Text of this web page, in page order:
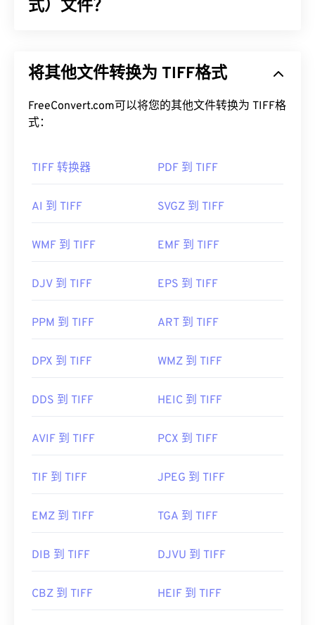
式）文件？
桌面出版。TIFF 的位图和光栅结构使其能够灵活地
面的容器。
打开 TIFF 文件最常用的程序是 Windows 版
款名为XnView MP 的
免费独立程序。如果您在打开
JPG转换器。
其他程序（例如 ColorStrokes、GNU 图像处理程序 (
开和处理 TIFF 文件。
开发者： Aldus Corporation，现为 Adob​​e Inc.
首次发行：
https://www.adobe.com/creativecloud/file-
https://www.file-extensions.org/tiff-file-extension
将其他文件转换为 TIFF格式
FreeConvert.com可以将您的其他文件转换为 TIFF格
式：
TIFF 转换器 PDF 到 TIFF
AI 到 TIFF SVGZ 到 TIFF
WMF 到 TIFF EMF 到 TIFF
DJV 到 TIFF EPS 到 TIFF
PPM 到 TIFF ART 到 TIFF
DPX 到 TIFF WMZ 到 TIFF
DDS 到 TIFF HEIC 到 TIFF
AVIF 到 TIFF PCX 到 TIFF
TIF 到 TIFF JPEG 到 TIFF
EMZ 到 TIFF TGA 到 TIFF
DIB 到 TIFF DJVU 到 TIFF
CBZ 到 TIFF HEIF 到 TIFF